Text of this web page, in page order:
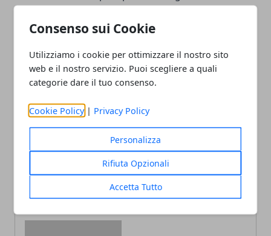
Consenso sui Cookie
Utilizziamo i cookie per ottimizzare il nostro sito
web e il nostro servizio. Puoi scegliere a quali
categorie dare il tuo consenso.
Cookie Policy | Privacy Policy
Personalizza
Rifiuta Opzionali
Accetta Tutto
Facebook
TwitterWhatsapp
Viaggi in pullman
Tour Stati Uniti: natura,